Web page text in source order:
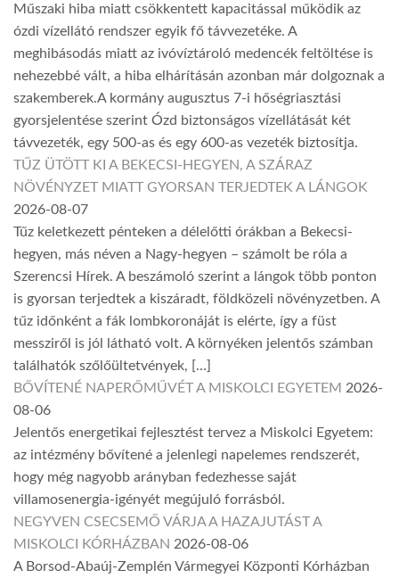
Műszaki hiba miatt csökkentett kapacitással működik az
ózdi vízellátó rendszer egyik fő távvezetéke. A
meghibásodás miatt az ivóvíztároló medencék feltöltése is
nehezebbé vált, a hiba elhárításán azonban már dolgoznak a
szakemberek.A kormány augusztus 7-i hőségriasztási
gyorsjelentése szerint Ózd biztonságos vízellátását két
távvezeték, egy 500-as és egy 600-as vezeték biztosítja.
TŰZ ÜTÖTT KI A BEKECSI-HEGYEN, A SZÁRAZ
NÖVÉNYZET MIATT GYORSAN TERJEDTEK A LÁNGOK
2026-08-07
Tűz keletkezett pénteken a délelőtti órákban a Bekecsi-
hegyen, más néven a Nagy-hegyen – számolt be róla a
Szerencsi Hírek. A beszámoló szerint a lángok több ponton
is gyorsan terjedtek a kiszáradt, földközeli növényzetben. A
tűz időnként a fák lombkoronáját is elérte, így a füst
messziről is jól látható volt. A környéken jelentős számban
találhatók szőlőültetvények, […]
BŐVÍTENÉ NAPERŐMŰVÉT A MISKOLCI EGYETEM 2026-
08-06
Jelentős energetikai fejlesztést tervez a Miskolci Egyetem:
az intézmény bővítené a jelenlegi napelemes rendszerét,
hogy még nagyobb arányban fedezhesse saját
villamosenergia-igényét megújuló forrásból.
NEGYVEN CSECSEMŐ VÁRJA A HAZAJUTÁST A
MISKOLCI KÓRHÁZBAN 2026-08-06
A Borsod-Abaúj-Zemplén Vármegyei Központi Kórházban